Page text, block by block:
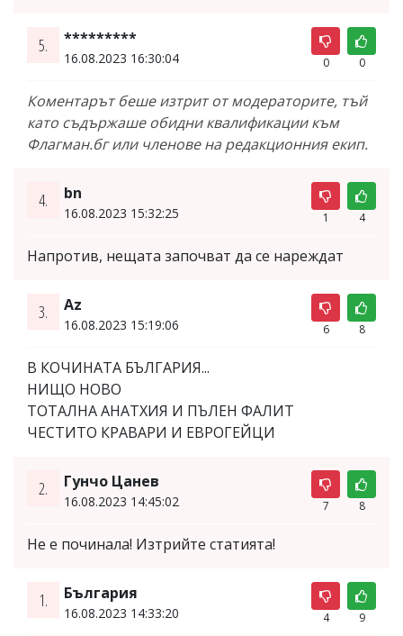
5. *********
16.08.2023 16:30:04 0 0
Коментарът беше изтрит от модераторите, тъй
като съдържаше обидни квалификации към
Флагман.бг или членове на редакционния екип.
4. bn
16.08.2023 15:32:25 1 4
Напротив, нещата започват да се нареждат
3. Az
16.08.2023 15:19:06 6 8
В КОЧИНАТА БЪЛГАРИЯ...
НИЩО НОВО
ТОТАЛНА АНАТХИЯ И ПЪЛЕН ФАЛИТ
ЧЕСТИТО КРАВАРИ И ЕВРОГЕЙЦИ
2. Гунчо Цанев
16.08.2023 14:45:02 7 8
Не е починала! Изтрийте статията!
1. България
16.08.2023 14:33:20 4 9